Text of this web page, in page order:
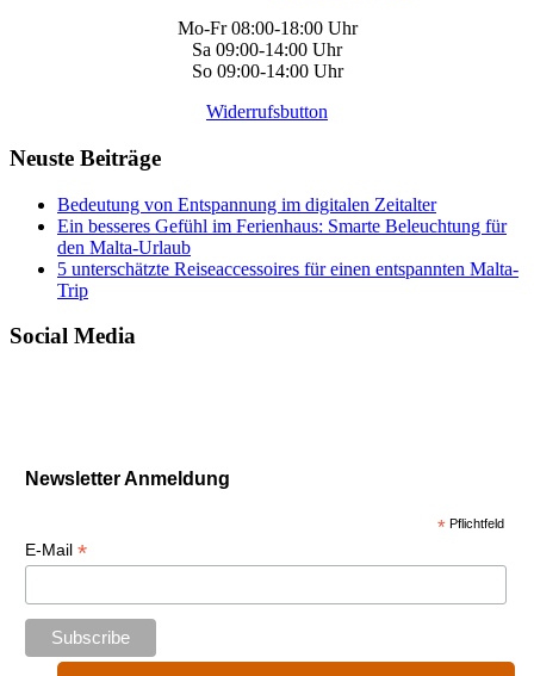
Mo-Fr 08:00-18:00 Uhr
Sa 09:00-14:00 Uhr
So 09:00-14:00 Uhr
Widerrufsbutton
Neuste Beiträge
Bedeutung von Entspannung im digitalen Zeitalter
Ein besseres Gefühl im Ferienhaus: Smarte Beleuchtung für
den Malta-Urlaub
5 unterschätzte Reiseaccessoires für einen entspannten Malta-
Trip
Social Media
Newsletter Anmeldung
* Pflichtfeld
E-Mail *